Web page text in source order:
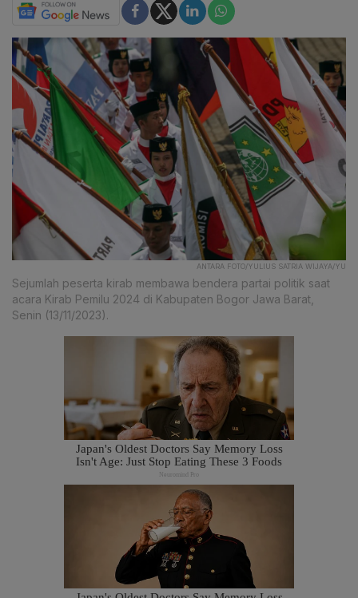
ANTARA FOTO/YULIUS SATRIA WIJAYA/YU
Sejumlah peserta kirab membawa bendera partai politik saat
acara Kirab Pemilu 2024 di Kabupaten Bogor Jawa Barat,
Senin (13/11/2023).